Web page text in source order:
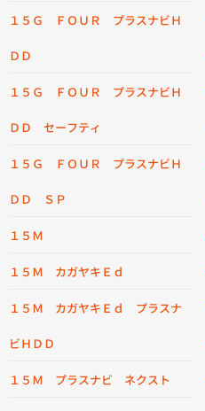
１５Ｇ ＦＯＵＲ プラスナビＨ
ＤＤ
１５Ｇ ＦＯＵＲ プラスナビＨ
ＤＤ セーフティ
１５Ｇ ＦＯＵＲ プラスナビＨ
ＤＤ ＳＰ
１５Ｍ
１５Ｍ カガヤキＥｄ
１５Ｍ カガヤキＥｄ プラスナ
ビＨＤＤ
１５Ｍ プラスナビ ネクスト